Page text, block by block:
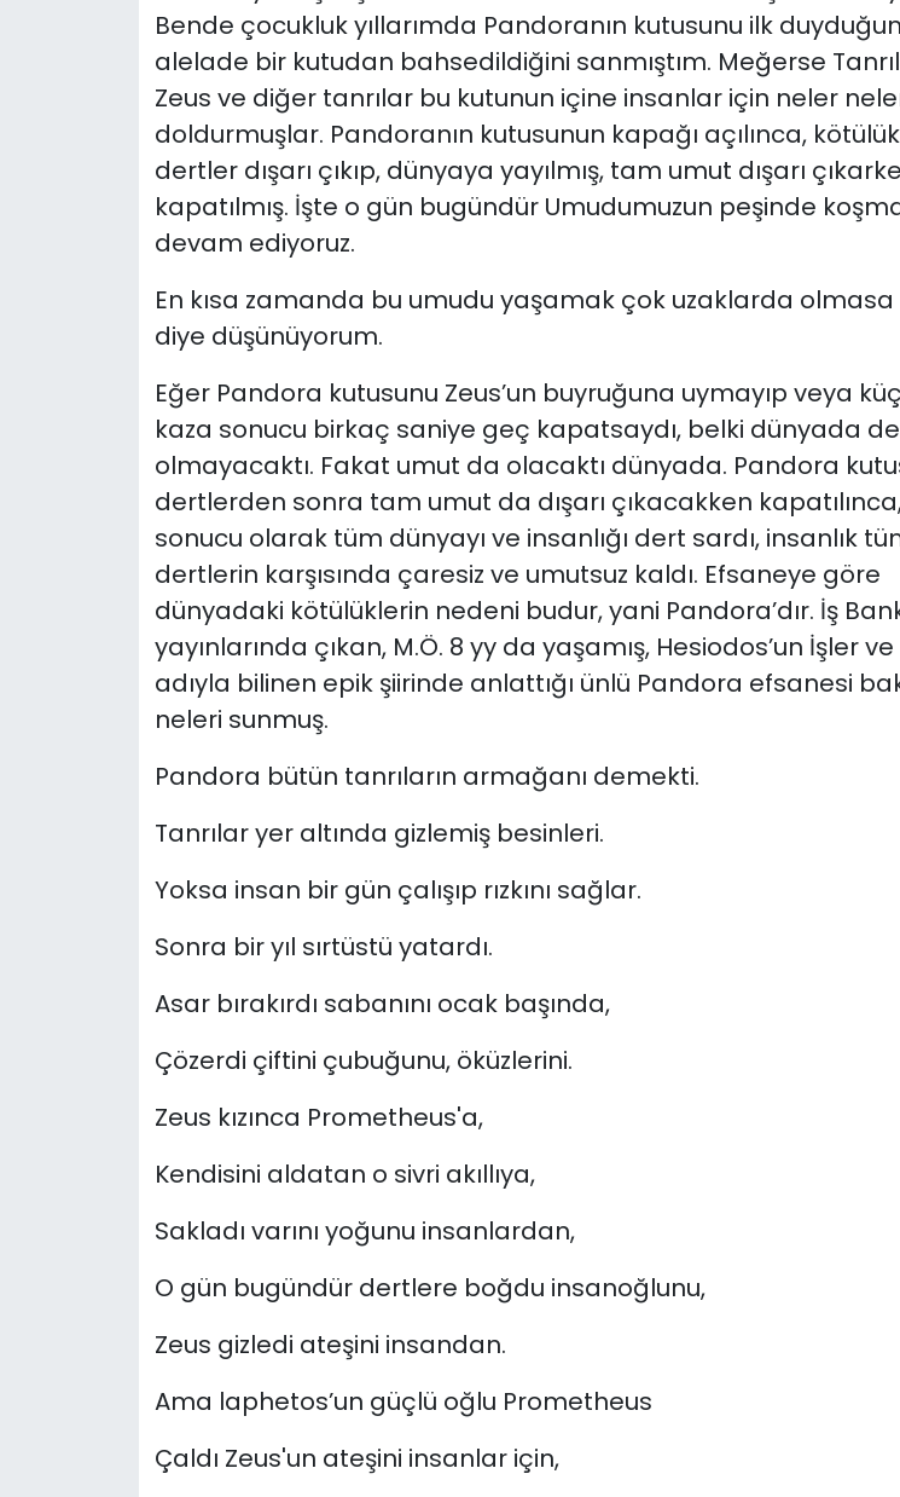
Bende çocukluk yıllarımda Pandoranın kutusunu ilk
alelade bir kutudan bahsedildiğini sanmıştım. Meğerse
Zeus ve diğer tanrılar bu kutunun içine insanlar için neler
doldurmuşlar. Pandoranın kutusunun kapağı açılınca,
dertler dışarı çıkıp, dünyaya yayılmış, tam umut dışarı
kapatılmış. İşte o gün bugündür Umudumuzun peşinde
devam ediyoruz.
En kısa zamanda bu umudu yaşamak çok uzaklarda
diye düşünüyorum.
Eğer Pandora kutusunu Zeus’un buyruğuna uymayıp veya
kaza sonucu birkaç saniye geç kapatsaydı, belki dünyada
olmayacaktı. Fakat umut da olacaktı dünyada. Pandora
dertlerden sonra tam umut da dışarı çıkacakken
sonucu olarak tüm dünyayı ve insanlığı dert sardı, insanlık
dertlerin karşısında çaresiz ve umutsuz kaldı. Efsaneye göre
dünyadaki kötülüklerin nedeni budur, yani Pandora’dır. İş
yayınlarında çıkan, M.Ö. 8 yy da yaşamış, Hesiodos’un İşler
adıyla bilinen epik şiirinde anlattığı ünlü Pandora efsanesi
neleri sunmuş.
Pandora bütün tanrıların armağanı demekti.
Tanrılar yer altında gizlemiş besinleri.
Yoksa insan bir gün çalışıp rızkını sağlar.
Sonra bir yıl sırtüstü yatardı.
Asar bırakırdı sabanını ocak başında,
Çözerdi çiftini çubuğunu, öküzlerini.
Zeus kızınca Prometheus'a,
Kendisini aldatan o sivri akıllıya,
Sakladı varını yoğunu insanlardan,
O gün bugündür dertlere boğdu insanoğlunu,
Zeus gizledi ateşini insandan.
Ama laphetos’un güçlü oğlu Prometheus
Çaldı Zeus'un ateşini insanlar için,